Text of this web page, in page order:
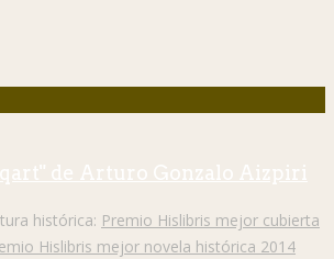
de Arturo Gonzalo Aizpiri
histórica: Premio Hislibris mejor cubierta
Hislibris mejor novela histórica 2014